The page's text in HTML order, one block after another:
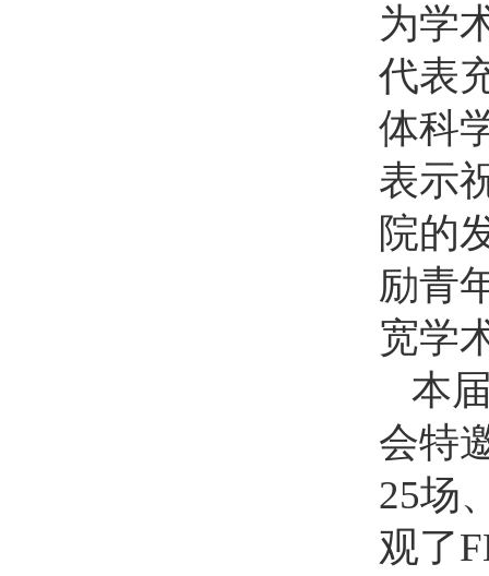
为学
代表
体科
表示
院的
励青
宽学
本
会特
25场
观了